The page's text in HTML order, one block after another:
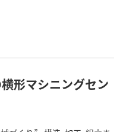
形マシニングセン